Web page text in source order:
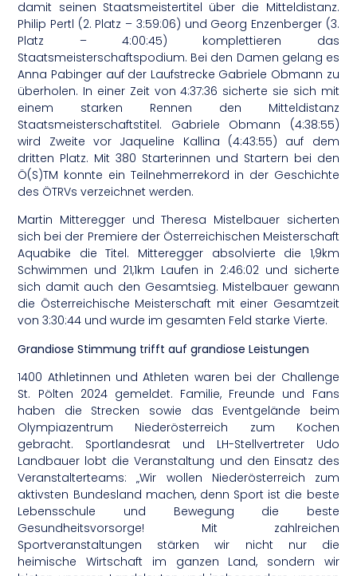
damit seinen Staatsmeistertitel über die Mitteldistanz.
Philip Pertl (2. Platz – 3:59:06) und Georg Enzenberger (3.
Platz – 4:00:45) komplettieren das
Staatsmeisterschaftspodium. Bei den Damen gelang es
Anna Pabinger auf der Laufstrecke Gabriele Obmann zu
überholen. In einer Zeit von 4:37:36 sicherte sie sich mit
einem starken Rennen den Mitteldistanz
Staatsmeisterschaftstitel. Gabriele Obmann (4:38:55)
wird Zweite vor Jaqueline Kallina (4:43:55) auf dem
dritten Platz. Mit 380 Starterinnen und Startern bei den
Ö(S)TM konnte ein Teilnehmerrekord in der Geschichte
des ÖTRVs verzeichnet werden.
Martin Mitteregger und Theresa Mistelbauer sicherten
sich bei der Premiere der Österreichischen Meisterschaft
Aquabike die Titel. Mitteregger absolvierte die 1,9km
Schwimmen und 21,1km Laufen in 2:46:02 und sicherte
sich damit auch den Gesamtsieg. Mistelbauer gewann
die Österreichische Meisterschaft mit einer Gesamtzeit
von 3:30:44 und wurde im gesamten Feld starke Vierte.
Grandiose Stimmung trifft auf grandiose Leistungen
1400 Athletinnen und Athleten waren bei der Challenge
St. Pölten 2024 gemeldet. Familie, Freunde und Fans
haben die Strecken sowie das Eventgelände beim
Olympiazentrum Niederösterreich zum Kochen
gebracht. Sportlandesrat und LH-Stellvertreter Udo
Landbauer lobt die Veranstaltung und den Einsatz des
Veranstalterteams: „Wir wollen Niederösterreich zum
aktivsten Bundesland machen, denn Sport ist die beste
Lebensschule und Bewegung die beste
Gesundheitsvorsorge! Mit zahlreichen
Sportveranstaltungen stärken wir nicht nur die
heimische Wirtschaft im ganzen Land, sondern wir